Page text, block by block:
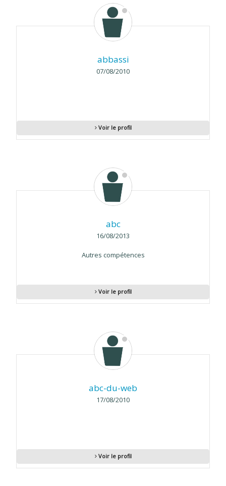
abbassi
07/08/2010
Voir le profil
abc
16/08/2013
Autres compétences
Voir le profil
abc-du-web
17/08/2010
Voir le profil